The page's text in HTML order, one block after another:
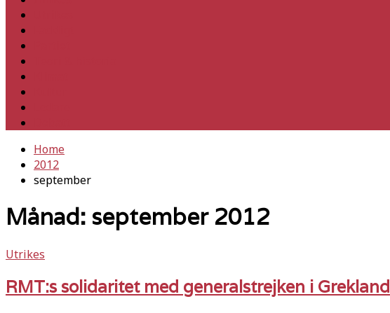
Home
2012
september
Månad: september 2012
Utrikes
RMT:s solidaritet med generalstrejken i Grekland